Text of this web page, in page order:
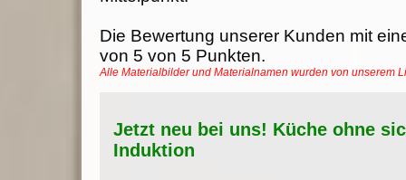
Die Bewertung unserer Kunden mit
von 5 von 5 Punkten.
Alle Materialbilder und Materialnamen wurden von unserem
Jetzt neu bei uns! Küche ohne
Induktion